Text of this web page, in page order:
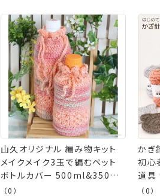
山久オリジナル 編み物キット
メイクメイク3玉で編むペット
ボトルカバー 500ml&350ml
編み図付き olm ym9 手芸の
（0）
かぎ
初心
道具
み物
（0）